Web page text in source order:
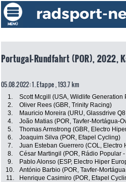
Portugal-Rundfahrt (POR), 2022,
05.08.2022: 1. Etappe , 193.7 km
1. Scott Mcgill (USA, Wildlife Generation
2.
Oliver Rees (GBR, Trinity Racing)
3.
Mauricio Moreira (URU, Glassdrive
4.
João Matias (POR, Tavfer-Mortágua-
5.
Thomas Armstrong (GBR, Electro
6.
Joaquim Silva (POR, Efapel Cycling)
7.
Juan Esteban Guerrero (COL, Electro
8.
César Martingil (POR, Rádio Popular
9.
Pablo Alonso (ESP, Electro Hiper
10.
António Barbio (POR, Tavfer-
11.
Henrique Casimiro (POR, Efapel